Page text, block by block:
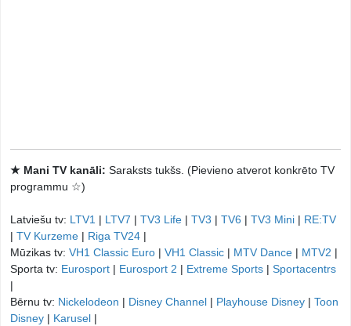
★ Mani TV kanāli: Saraksts tukšs. (Pievieno atverot konkrēto TV
programmu ☆)
Latviešu tv: LTV1 | LTV7 | TV3 Life | TV3 | TV6 | TV3 Mini | RE:TV
| TV Kurzeme | Riga TV24 |
Mūzikas tv: VH1 Classic Euro | VH1 Classic | MTV Dance | MTV2 |
Sporta tv: Eurosport | Eurosport 2 | Extreme Sports | Sportacentrs
|
Bērnu tv: Nickelodeon | Disney Channel | Playhouse Disney | Toon
Disney | Karusel |